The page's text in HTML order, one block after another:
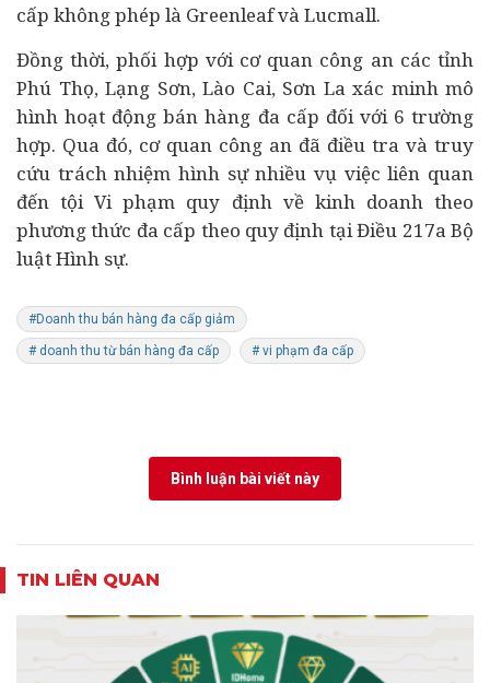
cấp không phép là Greenleaf và Lucmall.
Đồng thời, phối hợp với cơ quan công an các tỉnh
Phú Thọ, Lạng Sơn, Lào Cai, Sơn La xác minh mô
hình hoạt động bán hàng đa cấp đối với 6 trường
hợp. Qua đó, cơ quan công an đã điều tra và truy
cứu trách nhiệm hình sự nhiều vụ việc liên quan
đến tội Vi phạm quy định về kinh doanh theo
phương thức đa cấp theo quy định tại Điều 217a Bộ
luật Hình sự.
#Doanh thu bán hàng đa cấp giảm
# doanh thu từ bán hàng đa cấp # vi phạm đa cấp
Bình luận bài viết này
TIN LIÊN QUAN